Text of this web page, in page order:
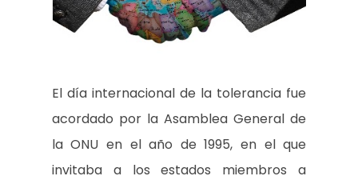
El día internacional de la tolerancia fue
acordado por la Asamblea General de
la ONU en el año de 1995, en el que
invitaba a los estados miembros a